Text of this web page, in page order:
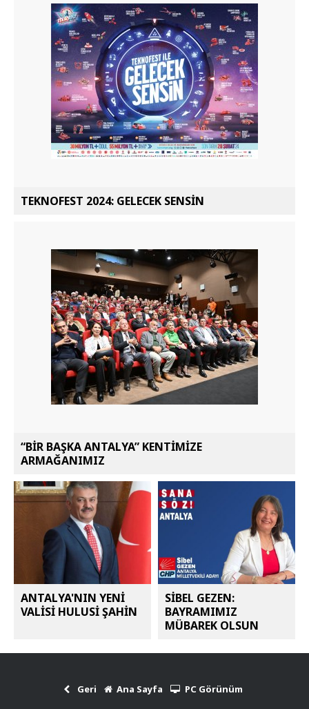
TEKNOFEST 2024: GELECEK SENSİN
“BİR BAŞKA ANTALYA” KENTİMİZE
ARMAĞANIMIZ
ANTALYA'NIN YENİ
VALİSİ HULUSİ ŞAHİN
SİBEL GEZEN:
BAYRAMIMIZ
MÜBAREK OLSUN
Geri Ana Sayfa
PC Görünüm